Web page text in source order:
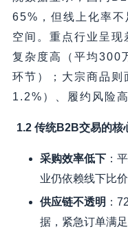
65%，但线上化率
空间。重点行业呈
复杂度高（平均300
环节）；大宗商品则
1.2%）、履约风险高
1.2 传统B2B交易的核
采购效率低下：
业仍依赖线下比价
供应链不透明 ：
据，紧急订单满